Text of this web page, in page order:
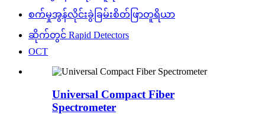
စက်မှုအွန်လိုင်းခွဲခြမ်းစိတ်ဖြာတူရိယာ
ဆိုက်တွင် Rapid Detectors
OCT
Universal Compact Fiber
Spectrometer